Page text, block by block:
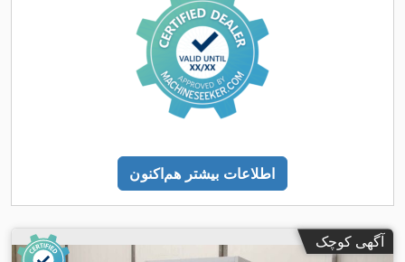
اطلاعات بیشتر هم‌اکنون
آگهی کوچک